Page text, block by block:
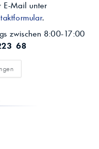
E-Mail unter
.
zwischen 8:00-17:00
68